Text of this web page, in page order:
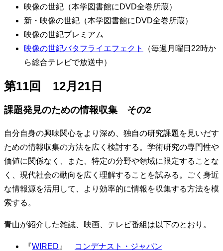
映像の世紀（本学図書館にDVD全巻所蔵）
新・映像の世紀（本学図書館にDVD全巻所蔵）
映像の世紀プレミアム
映像の世紀バタフライエフェクト
（毎週月曜日22時か
ら総合テレビで放送中）
第11回 12月21日
課題発見のための情報収集 その2
自分自身の興味関心をより深め、独自の研究課題を見いだす
ための情報収集の方法を広く検討する。学術研究の専門性や
価値に関係なく、また、特定の分野や領域に限定することな
く、現代社会の動向を広く理解することを試みる。ごく身近
な情報源を活用して、より効率的に情報を収集する方法を模
索する。
青山が紹介した雑誌、映画、テレビ番組は以下のとおり。
『WIRED 』
コンデナスト・ジャパン